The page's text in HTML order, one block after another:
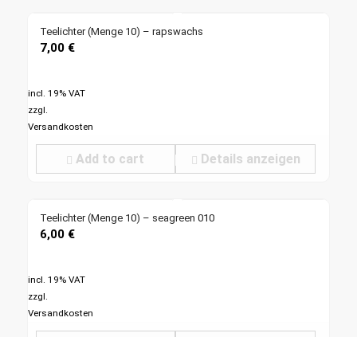
Teelichter (Menge 10) – rapswachs
7,00 €
incl. 19% VAT
zzgl.
Versandkosten
Add to cart Details anzeigen
Teelichter (Menge 10) – seagreen 010
6,00 €
incl. 19% VAT
zzgl.
Versandkosten